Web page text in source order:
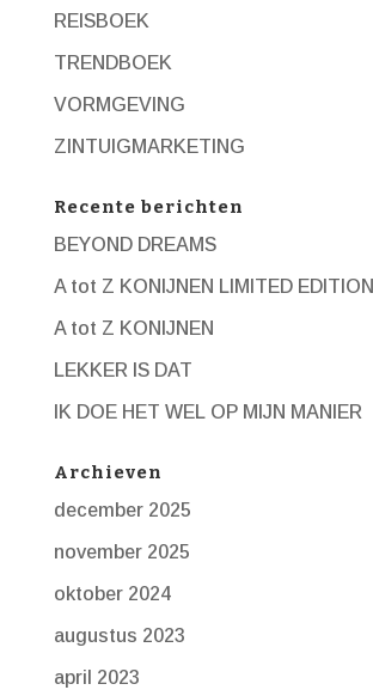
REISBOEK
TRENDBOEK
VORMGEVING
ZINTUIGMARKETING
Recente berichten
BEYOND DREAMS
A tot Z KONIJNEN LIMITED EDITION
A tot Z KONIJNEN
LEKKER IS DAT
IK DOE HET WEL OP MIJN MANIER
Archieven
december 2025
november 2025
oktober 2024
augustus 2023
april 2023